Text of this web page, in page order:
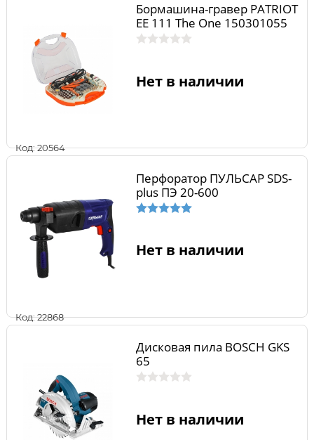
Код: 20564
Бормашина-гравер PATRIOT
EE 111 The One 150301055
Нет в наличии
Код: 22868
Перфоратор ПУЛЬСАР SDS-
plus ПЭ 20-600
Нет в наличии
Дисковая пила BOSCH GKS
65
Нет в наличии